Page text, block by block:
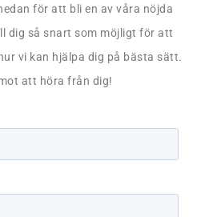
för att bli en av våra nöjda
dig så snart som möjligt för att
vi kan hjälpa dig på bästa sätt.
att höra från dig!